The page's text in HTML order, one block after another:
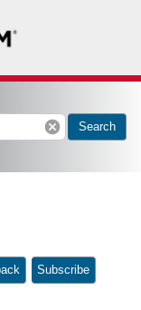
cancel Search
Subscribe